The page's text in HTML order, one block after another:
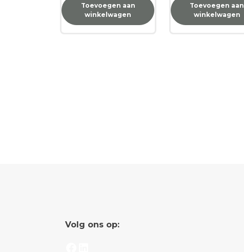
Toevoegen aan
winkelwagen
Toevoegen aan
winkelwagen
Volg ons op: